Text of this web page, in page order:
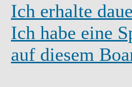
Ich erhalte
Ich habe eine
auf diesem